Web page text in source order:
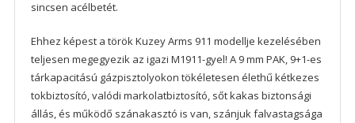
sincsen acélbetét.
Ehhez képest a török Kuzey Arms 911 modellje kezelésében
teljesen megegyezik az igazi M1911-gyel! A 9 mm PAK, 9+1-es
tárkapacitású gázpisztolyokon tökéletesen élethű kétkezes
tokbiztosító, valódi markolatbiztosító, sőt kakas biztonsági
állás, és működő szánakasztó is van, szánjuk falvastagsága